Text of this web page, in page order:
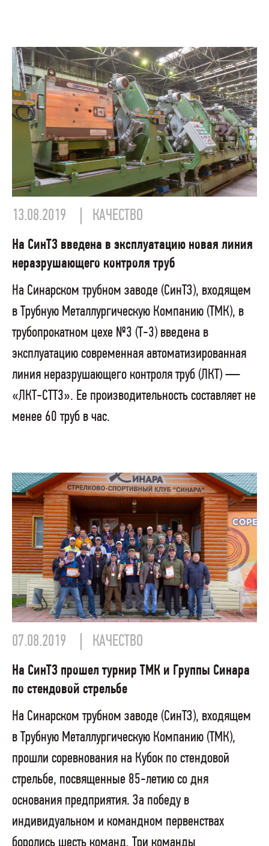
13.08.2019 КАЧЕСТВО
На СинТЗ введена в эксплуатацию новая линия
неразрушающего контроля труб
На Синарском трубном заводе (СинТЗ), входящем
в Трубную Металлургическую Компанию (ТМК), в
трубопрокатном цехе №3 (Т-3) введена в
эксплуатацию современная автоматизированная
линия неразрушающего контроля труб (ЛКТ) —
«ЛКТ-СТТ3». Ее производительность составляет не
менее 60 труб в час.
07.08.2019 КАЧЕСТВО
На СинТЗ прошел турнир ТМК и Группы Синара
по стендовой стрельбе
На Синарском трубном заводе (СинТЗ), входящем
в Трубную Металлургическую Компанию (ТМК),
прошли соревнования на Кубок по стендовой
стрельбе, посвященные 85-летию со дня
основания предприятия. За победу в
индивидуальном и командном первенствах
боролись шесть команд. Три команды